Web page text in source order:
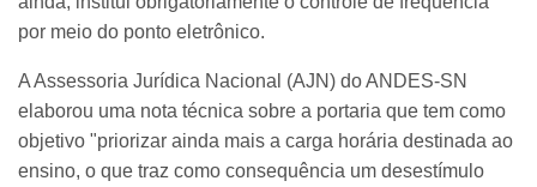
por meio do ponto eletrônico.
A Assessoria Jurídica Nacional (AJN) do ANDES-SN
elaborou uma nota técnica sobre a portaria que tem como
objetivo "priorizar ainda mais a carga horária destinada ao
ensino, o que traz como consequência um desestímulo